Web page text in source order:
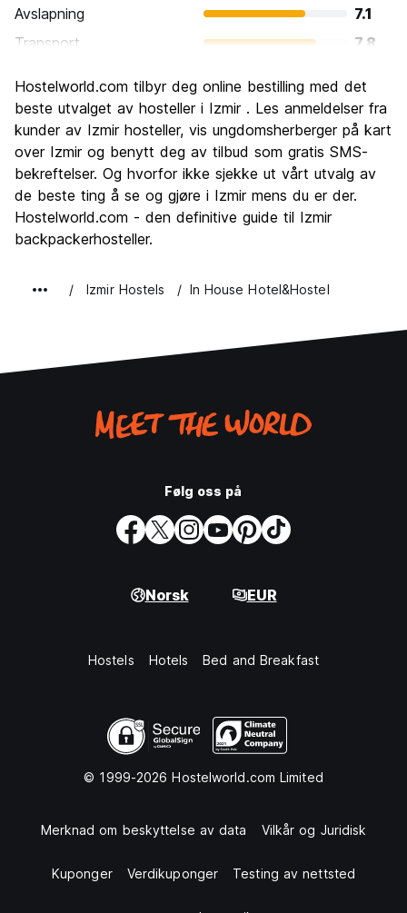
Avslapning
7.1
Transport
7.8
Kultur
7.1
Feste
6.7
Verdi for pengene
7.9
Hostelworld.com tilbyr deg online bestilling med det
beste utvalget av hosteller i Izmir . Les anmeldelser fra
kunder av Izmir hosteller, vis ungdomsherberger på kart
over Izmir og benytt deg av tilbud som gratis SMS-
bekreftelser. Og hvorfor ikke sjekke ut vårt utvalg av
de beste ting å se og gjøre i Izmir mens du er der.
Hostelworld.com - den definitive guide til Izmir
backpackerhosteller.
Izmir Hostels In House Hotel&Hostel
Følg oss på
Norsk EUR
Hostels Hotels Bed and Breakfast
© 1999-2026 Hostelworld.com Limited
Merknad om beskyttelse av data Vilkår og Juridisk
Kuponger Verdikuponger Testing av nettsted